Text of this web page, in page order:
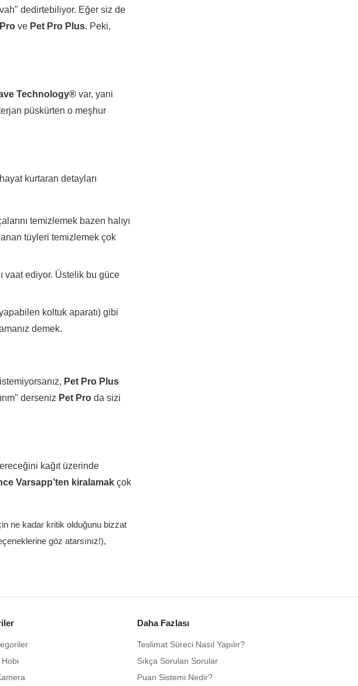
dedirtebiliyor. Eğer siz de
ve Pet Pro Plus. Peki,
Technology® var, yani
püskürten o meşhur
kurtaran detayları
temizlemek bazen halıyı
tüyleri temizlemek çok
vaat ediyor. Üstelik bu güce
koltuk aparatı) gibi
demek.
Pet Pro Plus
derseniz Pet Pro da sizi
kağıt üzerinde
Varsapp’ten kiralamak çok
ne kadar kritik olduğunu bizzat
göz atarsınız!),
Daha Fazlası
Teslimat Süreci Nasıl Yapılır?
Sıkça Sorulan Sorular
Puan Sistemi Nedir?